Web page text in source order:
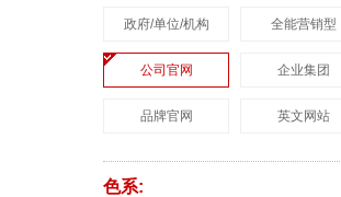
政府/单位/机构 全能营销型
公司官网 企业集团
品牌官网 英文网站
色系: